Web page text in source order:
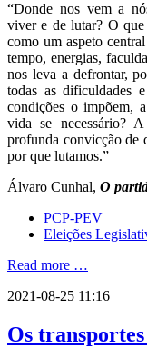
“Donde nos vem a
viver e de lutar? O
como um aspeto
tempo, energias,
nos leva a defrontar,
todas as dificuldades
condições o impõem,
vida se necessário?
profunda convicção de
por que lutamos.”
Álvaro Cunhal, O
PCP-PEV
Eleições
Read more …
2021-08-25 11:16
Os